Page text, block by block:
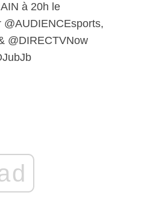
à 20h le
@DIRECTVNow